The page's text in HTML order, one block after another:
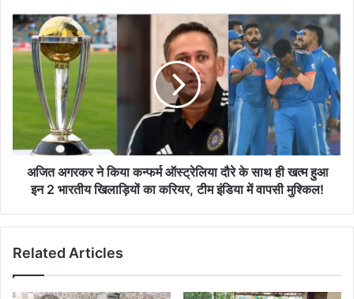
अजित
अगरकर
ने
कन्फर्म
ऑस्ट्रेलिया
साथ
भारतीय
अजित अगरकर ने किया कन्फर्म ऑस्ट्रेलिया दौरे के साथ ही खत्म हुआ
इन 2 भारतीय खिलाड़ियों का करियर, टीम इंडिया में वापसी मुश्किल!
Related Articles